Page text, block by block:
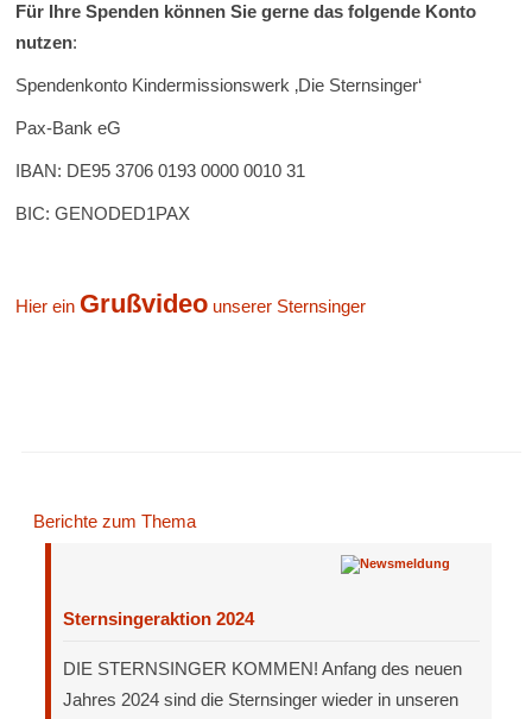
Für Ihre Spenden können Sie gerne das folgende Konto
nutzen:
Spendenkonto Kindermissionswerk ‚Die Sternsinger‘
Pax-Bank eG
IBAN: DE95 3706 0193 0000 0010 31
BIC: GENODED1PAX
Hier ein Grußvideo unserer Sternsinger
Berichte zum Thema
Sternsingeraktion 2024
DIE STERNSINGER KOMMEN! Anfang des neuen
Jahres 2024 sind die Sternsinger wieder in unseren